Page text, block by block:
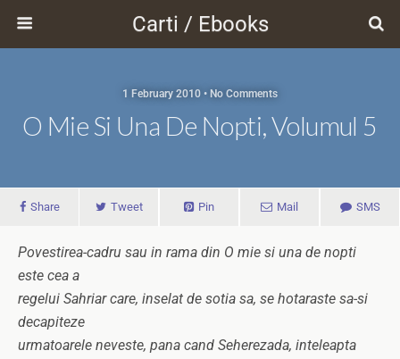
Carti / Ebooks
1 February 2010 • No Comments
O Mie Si Una De Nopti, Volumul 5
Share Tweet Pin Mail SMS
Povestirea-cadru sau in rama din O mie si una de nopti
este cea a
regelui Sahriar care, inselat de sotia sa, se hotaraste sa-si
decapiteze
urmatoarele neveste, pana cand Seherezada, inteleapta